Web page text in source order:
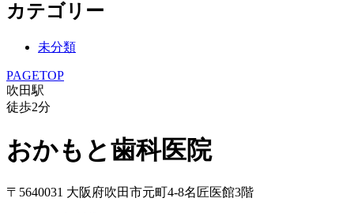
カテゴリー
未分類
PAGETOP
吹田駅
徒歩2分
おかもと歯科医院
〒5640031 大阪府吹田市元町4-8名匠医館3階